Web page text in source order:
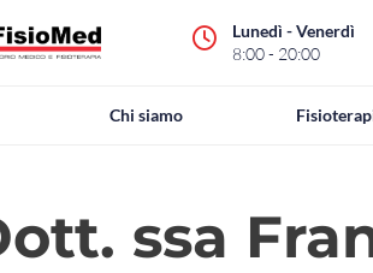
Lunedì - Venerdì
8:00 - 20:00
Chi siamo
ssa